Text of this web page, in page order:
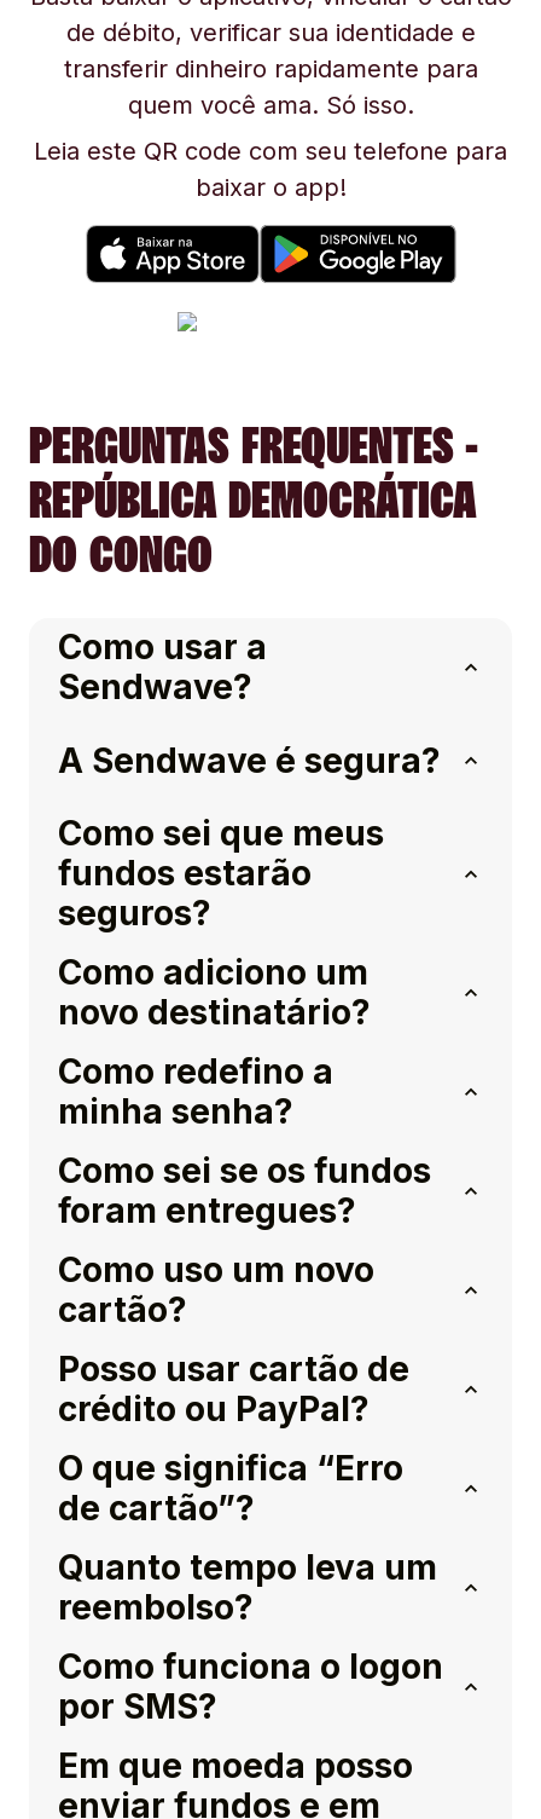
de débito, verificar sua identidade e
transferir dinheiro rapidamente para
quem você ama. Só isso.
Leia este QR code com seu telefone para
baixar o app!
PERGUNTAS FREQUENTES -
REPÚBLICA DEMOCRÁTICA
DO CONGO
Como usar a
Sendwave?
A Sendwave é segura?
Como sei que meus
fundos estarão
seguros?
Como adiciono um
novo destinatário?
Como redefino a
minha senha?
Como sei se os fundos
foram entregues?
Como uso um novo
cartão?
Posso usar cartão de
crédito ou PayPal?
O que significa “Erro
de cartão”?
Quanto tempo leva um
reembolso?
Como funciona o logon
por SMS?
Em que moeda posso
enviar fundos e em